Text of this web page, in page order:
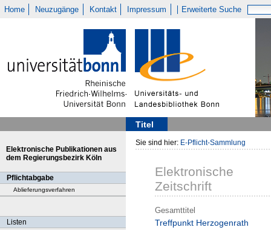
Home Neuzugänge Kontakt Impressum Erweiterte Suche
Titel
Elektronische Publikationen aus
dem Regierungsbezirk Köln
Pflichtabgabe
Ablieferungsverfahren
Listen
Sie sind hier: E-Pflicht-Sammlung
Elektronische
Zeitschrift
Gesamttitel
Treffpunkt Herzogenrath